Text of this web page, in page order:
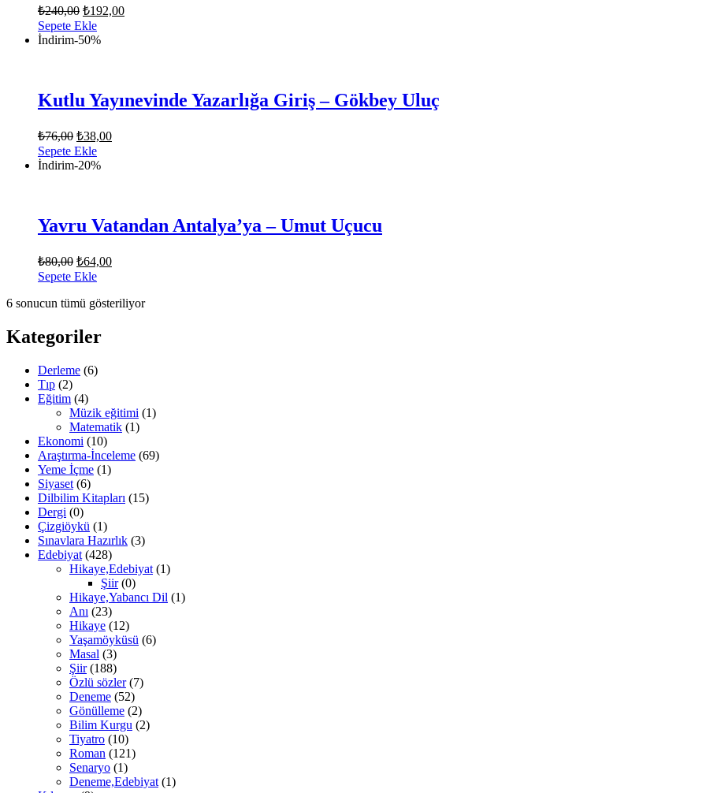
₺240,00 Orijinal
fiyat:
₺240,00.
₺192,00Şu
Sepete Ekle
İndirim-50%
Kutlu Yayınevinde Yazarlığa Giriş – Gökbey Uluç
₺76,00 Orijinal
fiyat:
₺76,00.
₺38,00Şu
Sepete Ekle
İndirim-20%
Yavru Vatandan Antalya’ya – Umut Uçucu
₺80,00 Orijinal
fiyat:
₺64,00Şu
₺64,00.
Sepete Ekle
6 sonucun tümü gösteriliyor
Kategoriler
Derleme (6)
Tıp (2)
Eğitim (4)
Müzik eğitimi (1)
Matematik (1)
Ekonomi (10)
Araştırma-İnceleme (69)
Yeme İçme (1)
Siyaset (6)
Dilbilim Kitapları (15)
Dergi (0)
Çizgiöykü (1)
Sınavlara Hazırlık (3)
Edebiyat (428)
Hikaye,Edebiyat (1)
Şiir (0)
Hikaye,Yabancı Dil (1)
Anı (23)
Hikaye (12)
Yaşamöyküsü (6)
Masal (3)
Şiir (188)
Özlü sözler (7)
Deneme (52)
Gönülleme (2)
Bilim Kurgu (2)
Tiyatro (10)
Roman (121)
Senaryo (1)
Deneme,Edebiyat (1)